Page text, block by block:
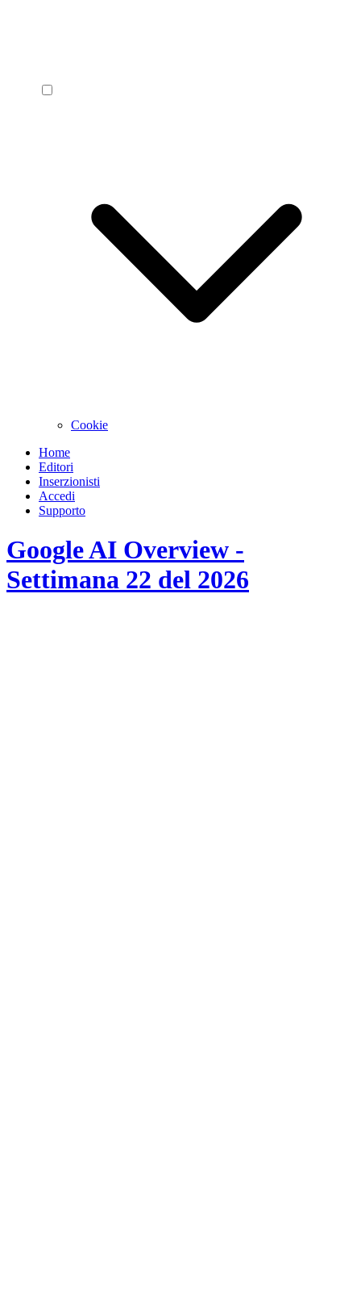
Cookie
Home
Editori
Inserzionisti
Accedi
Supporto
Google AI Overview -
Settimana 22 del 2026